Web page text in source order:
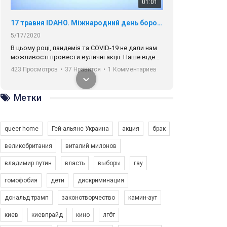
01:01
17 травня IDAHO. Міжнародний день боротьби з гомофобією трансфобією і біфобія.
5/17/2020
В цьому році, пандемія та COVІD-19 не дали нам
можливості провести вуличні акції. Наше відео-
звернення про те, що навіть коли ми у різних
містах та не можемо зустрінеться, ми разом. Ми
закликаємо всіх хто поділяє цінності рівності та
солідарності, приєднатися до нас. Регіональні
підрозділи ГАУ є в 16 областях України.
423 Просмотров • 37 Нравится • 1 Комментариев
Зупинимо насильство проти ЛГБТ в Україні! Stop violence against LGBT in Ukraine!
Емоційний та вражаючий промо-ролік на
Метки
queer home Гей-альянс Украина акция брак
великобритания виталий милонов
владимир путин власть выборы гау
гомофобия дети дискриминация
дональд трамп законотворчество камин-аут
киев киевпрайд кино лгбт